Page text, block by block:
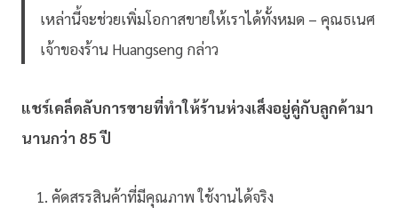
เหล่านี้จะช่วยเพิ่มโอกาสขายให้เราได้ทั้งหมด – คุณธเนศ
เจ้าของร้าน Huangseng กล่าว
แชร์เคล็ดลับการขายที่ทำให้ร้านห่วงเส็งอยู่คู่กับลูกค้ามา
นานกว่า 85 ปี
คัดสรรสินค้าที่มีคุณภาพ ใช้งานได้จริง